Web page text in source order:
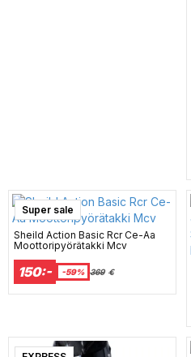
Super sale
Sheild Action Basic Rcr Ce-Aa
Moottoripyörätakki Mcv
150:- -59% 369 €